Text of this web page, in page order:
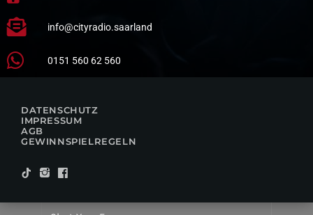
info@cityradio.saarland
0151 560 62 560
DATENSCHUTZ
IMPRESSUM
AGB
GEWINNSPIELREGELN